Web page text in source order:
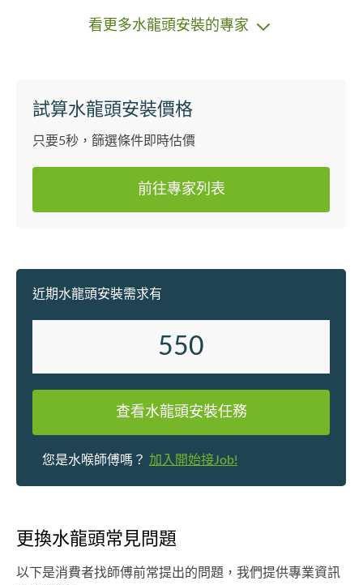
看更多水龍頭安裝的專家
試算水龍頭安裝價格
只要5秒，篩選條件即時估價
前往專家列表
近期水龍頭安裝需求有
550
查看水龍頭安裝任務
您是水喉師傅嗎？ 加入開始接Job!
更換水龍頭常見問題
以下是消費者找師傅前常提出的問題，我們提供專業資訊